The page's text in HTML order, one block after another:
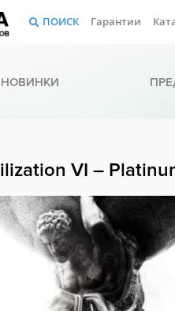
ПОИСК Гарантии
НОВИНКИ
VI –